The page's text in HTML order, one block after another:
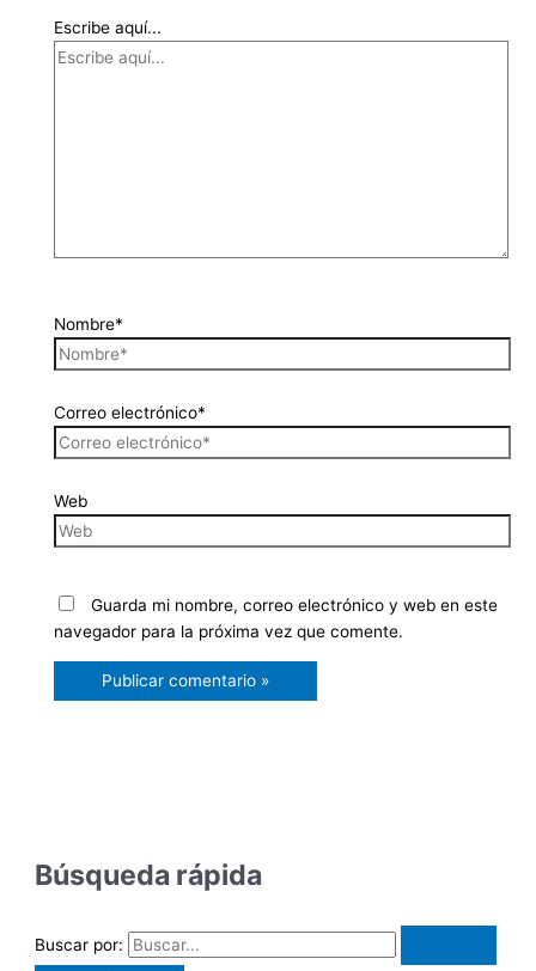
Escribe aquí...
Nombre*
Correo electrónico*
Web
Guarda mi nombre, correo electrónico y web en este
navegador para la próxima vez que comente.
Búsqueda rápida
Buscar por: